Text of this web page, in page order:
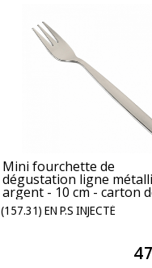
Mini fourchette de
dégustation ligne
argent - 10 cm - carton
unités
(157.31) EN P.S INJECTÉ
47